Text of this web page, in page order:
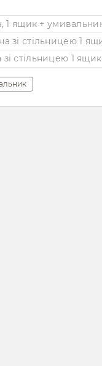
1 ящик +